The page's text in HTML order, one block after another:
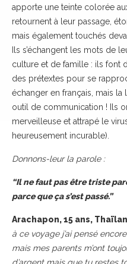
apporte une teinte colorée
retournent à leur passage,
mais également touchés
Ils s’échangent les mots de
culture et de famille : ils font
des prétextes pour se
échanger en français, mais la
outil de communication ! Ils
merveilleuse et attrapé le
heureusement incurable).
Donnons-leur la parole :
“Il ne faut pas être triste
parce que ça s’est passé.”
Arachapon, 15 ans,
à ce voyage j’ai pensé
maismes parents m’ont
d’argent mais que tu restes